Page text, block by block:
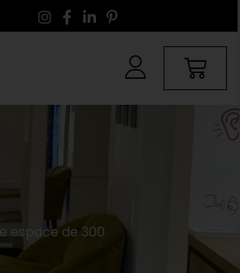
espace de 300